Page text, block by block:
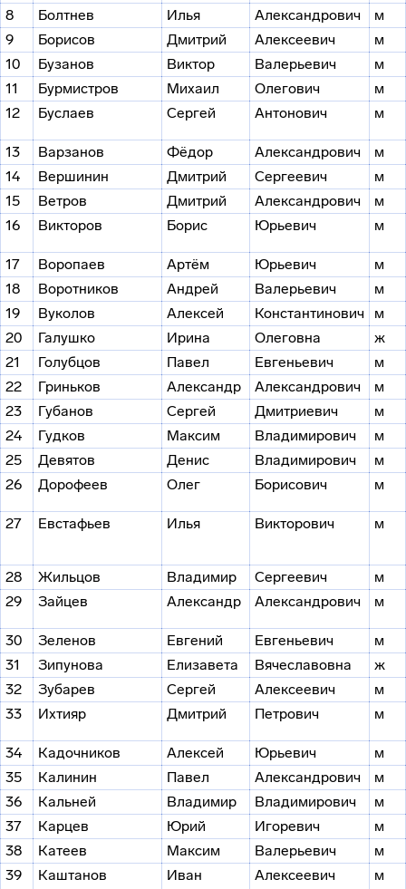
8
Болтнев Илья Александрович
м
9
Борисов Дмитрий Алексеевич
м
10
Бузанов Виктор Валерьевич
м
11
Бурмистров Михаил Олегович
м
12
Буслаев Сергей Антонович м
13 Варзанов Фёдор Александрович
м
14
Вершинин Дмитрий Сергеевич
м
15
Ветров Дмитрий Александрович
м
16
Викторов Борис Юрьевич м
17 Воропаев Артём Юрьевич
м
18
Воротников Андрей Валерьевич
м
19
Вуколов Алексей Константинович
м
20
Галушко Ирина Олеговна
ж
21
Голубцов Павел Евгеньевич
м
22
Гриньков Александр Александрович
м
23
Губанов Сергей Дмитриевич
м
24
Гудков Максим Владимирович
м
25
Девятов Денис Владимирович
м
26
Дорофеев Олег Борисович м
27 Евстафьев Илья Викторович м
28 Жильцов Владимир Сергеевич
м
29
Зайцев Александр Александрович м
30 Зеленов Евгений Евгеньевич
м
31
Зипунова Елизавета Вячеславовна
ж
32
Зубарев Сергей Алексеевич
м
33
Ихтияр Дмитрий Петрович м
34 Кадочников Алексей Юрьевич
м
35
Калинин Павел Александрович
м
36
Кальней Владимир Владимирович
м
37
Карцев Юрий Игоревич
м
38
Катеев Максим Валерьевич
м
39
Каштанов Иван Алексеевич м